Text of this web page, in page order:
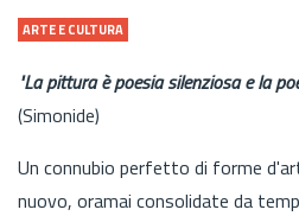
ARTE E CULTURA
"La pittura è poesia silenziosa e la
(Simonide)
Un connubio perfetto di forme
nuovo, oramai consolidate da